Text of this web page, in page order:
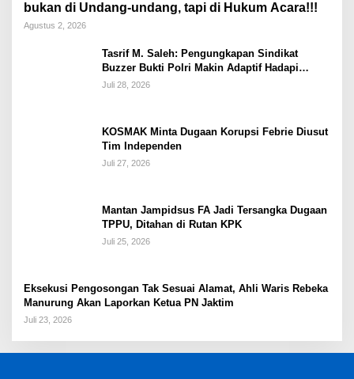
bukan di Undang-undang, tapi di Hukum Acara!!!
Agustus 2, 2026
Tasrif M. Saleh: Pengungkapan Sindikat
Buzzer Bukti Polri Makin Adaptif Hadapi
Kejahatan Digital
Juli 28, 2026
KOSMAK Minta Dugaan Korupsi Febrie Diusut
Tim Independen
Juli 27, 2026
Mantan Jampidsus FA Jadi Tersangka Dugaan
TPPU, Ditahan di Rutan KPK
Juli 25, 2026
Eksekusi Pengosongan Tak Sesuai Alamat, Ahli Waris Rebeka
Manurung Akan Laporkan Ketua PN Jaktim
Juli 23, 2026